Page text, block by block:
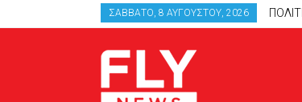
ΣΆΒΒΑΤΟ, 8 ΑΥΓΟΎΣΤΟΥ, 2026